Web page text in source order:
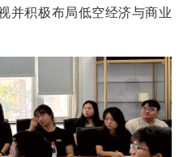
并积极布局低空经济与商业